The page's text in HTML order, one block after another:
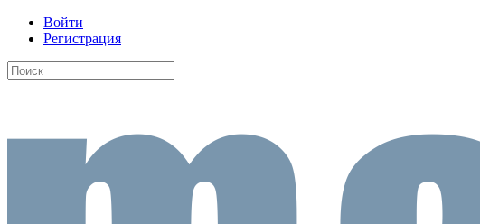
Войти
Регистрация